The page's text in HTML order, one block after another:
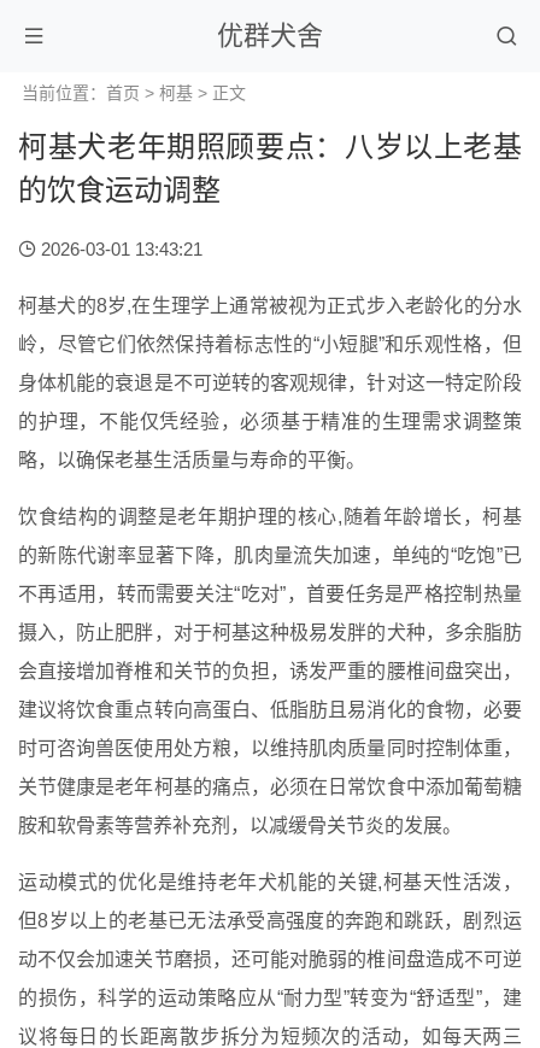
优群犬舍
当前位置： 首页 > 柯基 > 正文
柯基犬老年期照顾要点：八岁以上老基
的饮食运动调整
2026-03-01 13:43:21
柯基犬的8岁,在生理学上通常被视为正式步入老龄化的分水
岭，尽管它们依然保持着标志性的“小短腿”和乐观性格，但
身体机能的衰退是不可逆转的客观规律，针对这一特定阶段
的护理，不能仅凭经验，必须基于精准的生理需求调整策
略，以确保老基生活质量与寿命的平衡。
饮食结构的调整是老年期护理的核心,随着年龄增长，柯基
的新陈代谢率显著下降，肌肉量流失加速，单纯的“吃饱”已
不再适用，转而需要关注“吃对”，首要任务是严格控制热量
摄入，防止肥胖，对于柯基这种极易发胖的犬种，多余脂肪
会直接增加脊椎和关节的负担，诱发严重的腰椎间盘突出，
建议将饮食重点转向高蛋白、低脂肪且易消化的食物，必要
时可咨询兽医使用处方粮，以维持肌肉质量同时控制体重，
关节健康是老年柯基的痛点，必须在日常饮食中添加葡萄糖
胺和软骨素等营养补充剂，以减缓骨关节炎的发展。
运动模式的优化是维持老年犬机能的关键,柯基天性活泼，
但8岁以上的老基已无法承受高强度的奔跑和跳跃，剧烈运
动不仅会加速关节磨损，还可能对脆弱的椎间盘造成不可逆
的损伤，科学的运动策略应从“耐力型”转变为“舒适型”，建
议将每日的长距离散步拆分为短频次的活动，如每天两三